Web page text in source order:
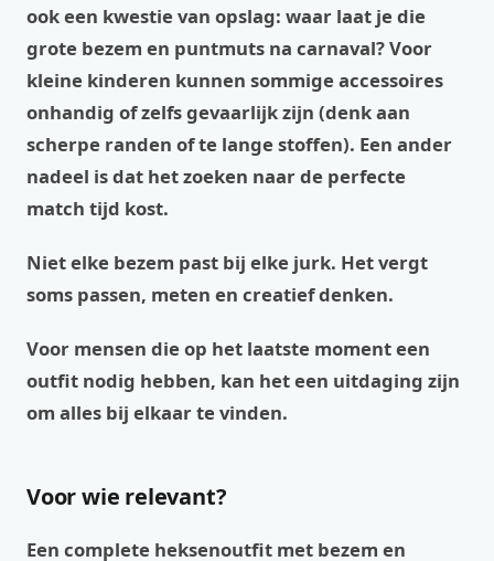
ook een kwestie van opslag: waar laat je die
grote bezem en puntmuts na carnaval? Voor
kleine kinderen kunnen sommige accessoires
onhandig of zelfs gevaarlijk zijn (denk aan
scherpe randen of te lange stoffen). Een ander
nadeel is dat het zoeken naar de perfecte
match tijd kost.
Niet elke bezem past bij elke jurk. Het vergt
soms passen, meten en creatief denken.
Voor mensen die op het laatste moment een
outfit nodig hebben, kan het een uitdaging zijn
om alles bij elkaar te vinden.
Voor wie relevant?
Een complete heksenoutfit met bezem en